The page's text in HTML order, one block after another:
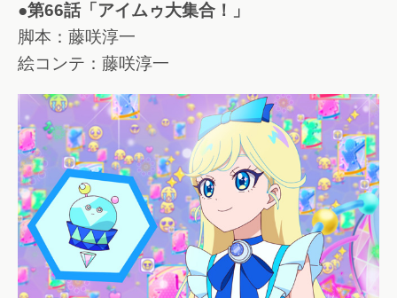
●第66話「アイムゥ大集合！」
脚本：藤咲淳一
絵コンテ：藤咲淳一